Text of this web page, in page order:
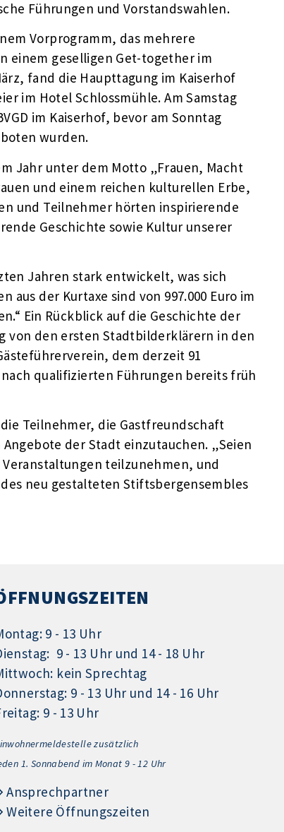
Führungen und Vorstandswahlen.
Vorprogramm, das mehrere
einem geselligen Get-together im
fand die Haupttagung im Kaiserhof
im Hotel Schlossmühle. Am Samstag
im Kaiserhof, bevor am Sonntag
wurden.
Jahr unter dem Motto „Frauen, Macht
und einem reichen kulturellen Erbe,
und Teilnehmer hörten inspirierende
Geschichte sowie Kultur unserer
Jahren stark entwickelt, was sich
aus der Kurtaxe sind von 997.000 Euro im
Ein Rückblick auf die Geschichte der
von den ersten Stadtbilderklärern in den
dem derzeit 91
qualifizierten Führungen bereits früh
Teilnehmer, die Gastfreundschaft
der Stadt einzutauchen. „Seien
teilzunehmen, und
neu gestalteten Stiftsbergensembles
9 - 13 Uhr
9 - 13 Uhr und 14 - 18 Uhr
kein Sprechtag
9 - 13 Uhr und 14 - 16 Uhr
9 - 13 Uhr
zusätzlich
1. Sonnabend im Monat 9 - 12 Uhr
Ansprechpartner
Weitere Öffnungszeiten